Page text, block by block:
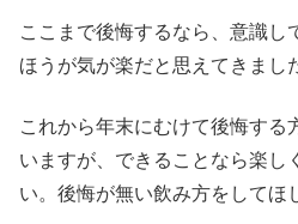
ここまで後悔するなら、意識し
ほうが気が楽だと思えてきまし
これから年末にむけて後悔する
いますが、できることなら楽し
い。後悔が無い飲み方をしてほ